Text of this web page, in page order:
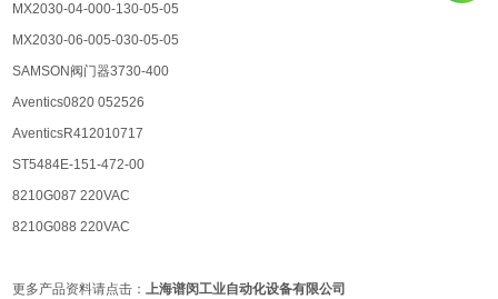
MX2030-04-000-130-05-05
MX2030-06-005-030-05-05
SAMSON阀门器3730-400
Aventics0820 052526
AventicsR412010717
ST5484E-151-472-00
8210G087 220VAC
8210G088 220VAC
更多产品资料请点击：上海谱闵工业自动化设备有限公司